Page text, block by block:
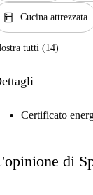
kitchen Cucina attrezzata
tutti (14)
Certificato
di